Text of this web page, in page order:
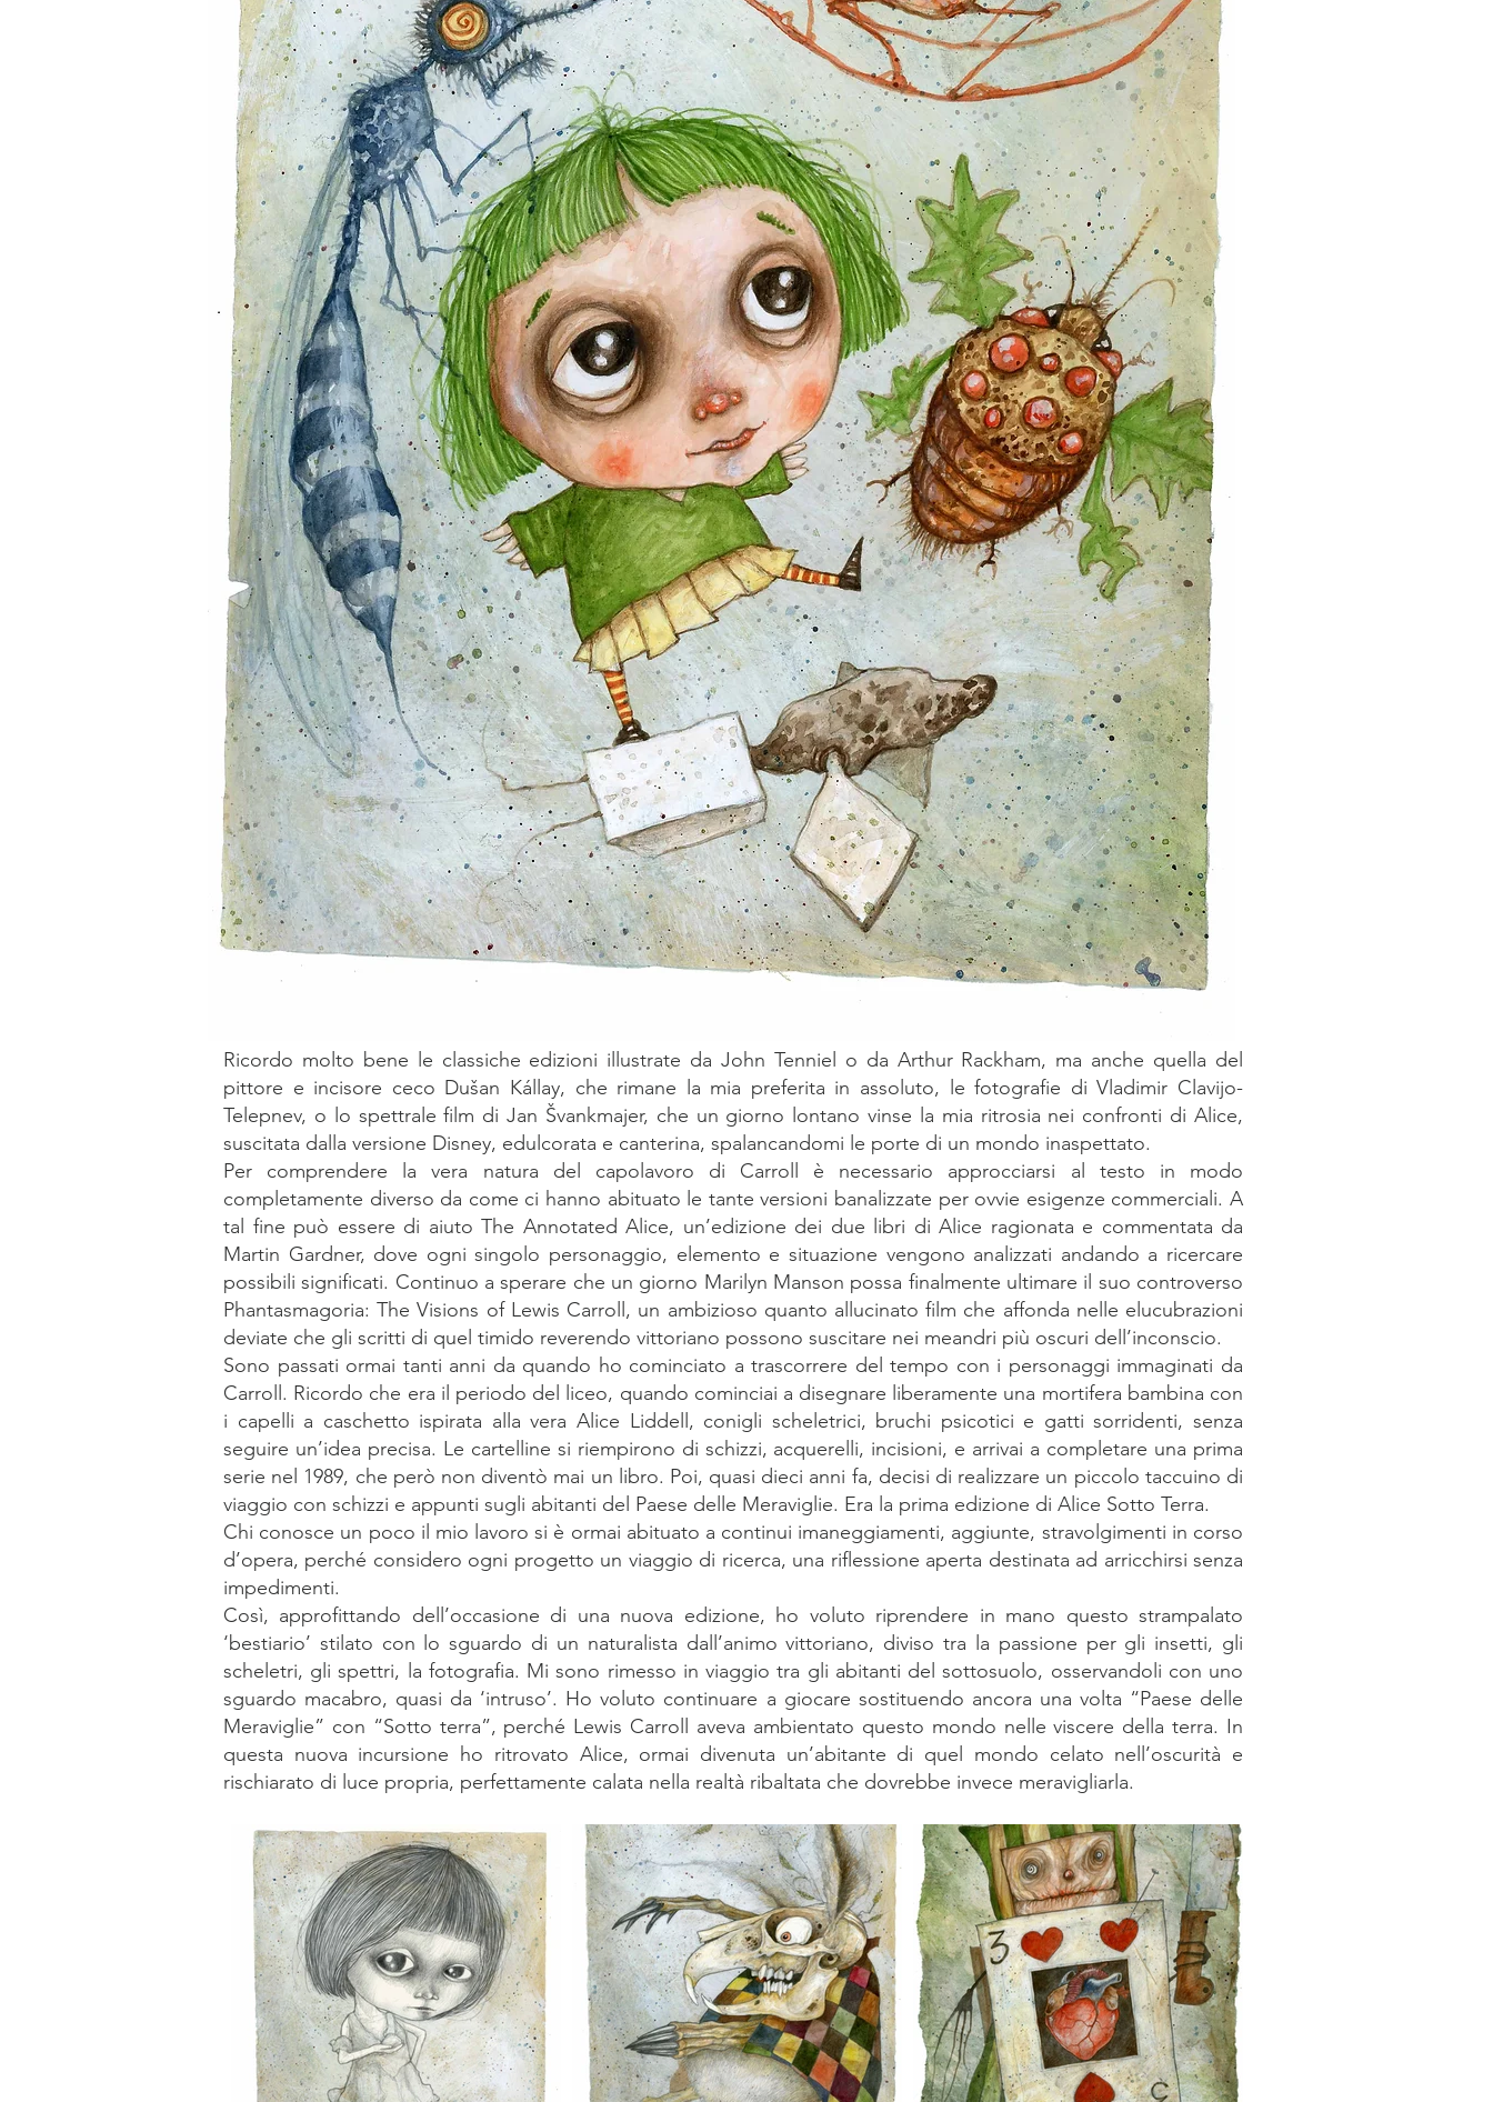
Ricordo molto bene le classiche edizioni illustrate da John Tenniel o da Arthur Rackham, ma anche quella del
pittore e incisore ceco Dušan Kállay, che rimane la mia preferita in assoluto, le fotografie di Vladimir Clavijo-
Telepnev, o lo spettrale film di Jan Švankmajer, che un giorno lontano vinse la mia ritrosia nei confronti di Alice,
suscitata dalla versione Disney, edulcorata e canterina, spalancandomi le porte di un mondo inaspettato.
Per comprendere la vera natura del capolavoro di Carroll è necessario approcciarsi al testo in modo
completamente diverso da come ci hanno abituato le tante versioni banalizzate per ovvie esigenze commerciali. A
tal fine può essere di aiuto The Annotated Alice, un’edizione dei due libri di Alice ragionata e commentata da
Martin Gardner, dove ogni singolo personaggio, elemento e situazione vengono analizzati andando a ricercare
possibili significati. Continuo a sperare che un giorno Marilyn Manson possa finalmente ultimare il suo controverso
Phantasmagoria: The Visions of Lewis Carroll, un ambizioso quanto allucinato film che affonda nelle elucubrazioni
deviate che gli scritti di quel timido reverendo vittoriano possono suscitare nei meandri più oscuri dell’inconscio.
Sono passati ormai tanti anni da quando ho cominciato a trascorrere del tempo con i personaggi immaginati da
Carroll. Ricordo che era il periodo del liceo, quando cominciai a disegnare liberamente una mortifera bambina con
i capelli a caschetto ispirata alla vera Alice Liddell, conigli scheletrici, bruchi psicotici e gatti sorridenti, senza
seguire un’idea precisa. Le cartelline si riempirono di schizzi, acquerelli, incisioni, e arrivai a completare una prima
serie nel 1989, che però non diventò mai un libro. Poi, quasi dieci anni fa, decisi di realizzare un piccolo taccuino di
viaggio con schizzi e appunti sugli abitanti del Paese delle Meraviglie. Era la prima edizione di Alice Sotto Terra.
Chi conosce un poco il mio lavoro si è ormai abituato a continui imaneggiamenti, aggiunte, stravolgimenti in corso
d’opera, perché considero ogni progetto un viaggio di ricerca, una riflessione aperta destinata ad arricchirsi senza
impedimenti.
Così, approfittando dell’occasione di una nuova edizione, ho voluto riprendere in mano questo strampalato
‘bestiario’ stilato con lo sguardo di un naturalista dall’animo vittoriano, diviso tra la passione per gli insetti, gli
scheletri, gli spettri, la fotografia. Mi sono rimesso in viaggio tra gli abitanti del sottosuolo, osservandoli con uno
sguardo macabro, quasi da ‘intruso’. Ho voluto continuare a giocare sostituendo ancora una volta “Paese delle
Meraviglie” con “Sotto terra”, perché Lewis Carroll aveva ambientato questo mondo nelle viscere della terra. In
questa nuova incursione ho ritrovato Alice, ormai divenuta un’abitante di quel mondo celato nell’oscurità e
rischiarato di luce propria, perfettamente calata nella realtà ribaltata che dovrebbe invece meravigliarla.